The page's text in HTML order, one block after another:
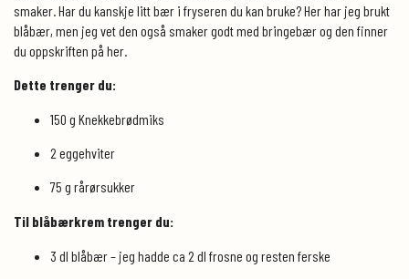
smaker. Har du kanskje litt bær i fryseren du kan bruke? Her har jeg brukt
blåbær, men jeg vet den også smaker godt med bringebær og den finner
du oppskriften på her.
Dette trenger du:
150 g Knekkebrødmiks
2 eggehviter
75 g rårørsukker
Til blåbærkrem trenger du:
3 dl blåbær – jeg hadde ca 2 dl frosne og resten ferske